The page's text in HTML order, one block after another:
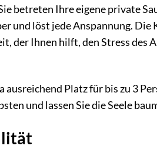
betreten Ihre eigene private
und löst jede Anspannung. Die
der Ihnen hilft, den Stress des
Platz für bis zu 3
und lassen Sie die Seele